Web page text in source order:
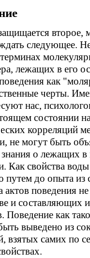
второе,
следующее.
лежащих в его
как
черты.
нас,
состоянии
корреляций
не могут быть
о лежащих
Как свойства
путем до опыта из
актов поведения
и составляющих
Поведение как
выведено из
взятых самих по